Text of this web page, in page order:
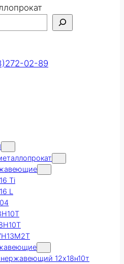
02-89
Ti
L
12х18н10т